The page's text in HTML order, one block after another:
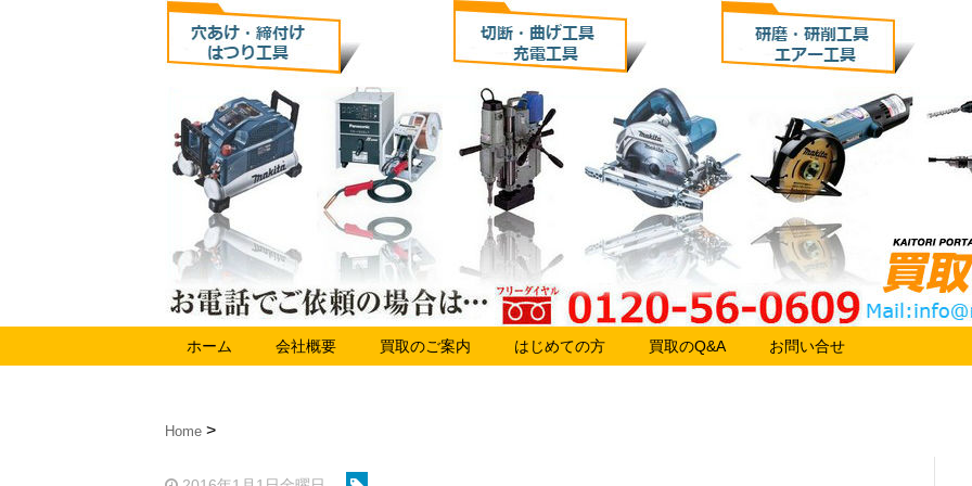
ホーム 会社概要 買取のご案内 はじめての方 買取のQ&A お問い合せ
Home